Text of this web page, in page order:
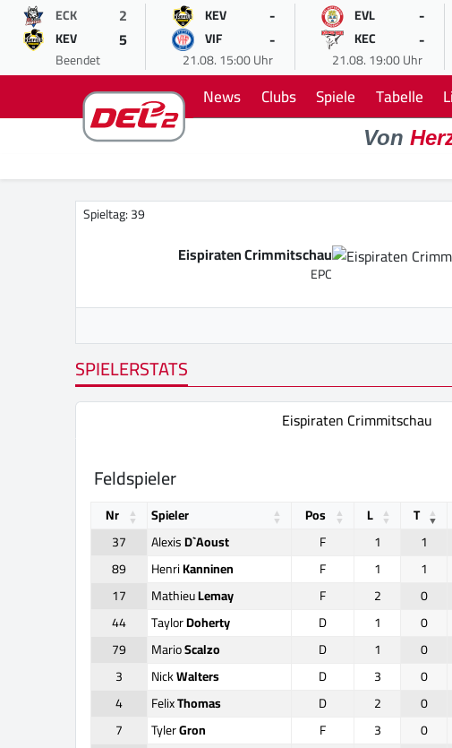
ECK 2
KEV 5
Beendet
KEV -
VIF -
21.08. 15:00 Uhr
EVL -
KEC -
21.08. 19:00 Uhr
News Clubs Spiele Tabelle
Von
Spieltag: 39
Eispiraten Crimmitschau
EPC
SPIELERSTATS
Eispiraten Crimmitschau
Feldspieler
Nr Spieler Pos L T
37
AlexisD`Aoust F 1 1
89
HenriKanninen F 1 1
17
MathieuLemay F 2 0
44
TaylorDoherty D 1 0
79
MarioScalzo D 1 0
3
NickWalters D 3 0
4
FelixThomas D 2 0
7
TylerGron F 3 0